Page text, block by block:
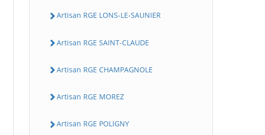
Artisan RGE LONS-LE-SAUNIER
Artisan RGE SAINT-CLAUDE
Artisan RGE CHAMPAGNOLE
Artisan RGE MOREZ
Artisan RGE POLIGNY